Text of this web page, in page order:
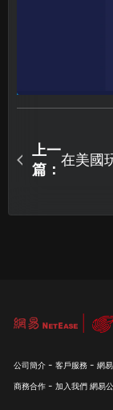
上一
篇：
在美國
公司簡介 - 客戶服務 - 網
商務合作 - 加入我們 網易